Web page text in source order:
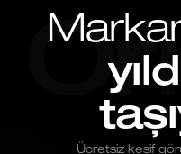
Ücretsiz keşif